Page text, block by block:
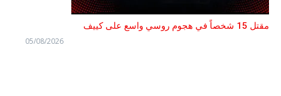
مقتل 15 شخصاً في هجوم روسي واسع على كييف
05/08/2026